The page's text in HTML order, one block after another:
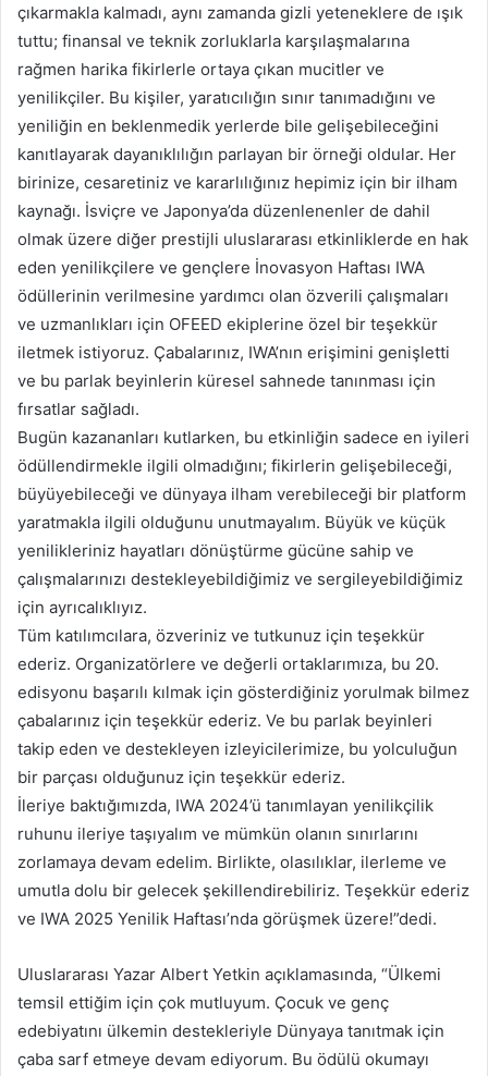
çıkarmakla kalmadı, aynı zamanda gizli yeteneklere de ışık
tuttu; finansal ve teknik zorluklarla karşılaşmalarına
rağmen harika fikirlerle ortaya çıkan mucitler ve
yenilikçiler. Bu kişiler, yaratıcılığın sınır tanımadığını ve
yeniliğin en beklenmedik yerlerde bile gelişebileceğini
kanıtlayarak dayanıklılığın parlayan bir örneği oldular. Her
birinize, cesaretiniz ve kararlılığınız hepimiz için bir ilham
kaynağı. İsviçre ve Japonya’da düzenlenenler de dahil
olmak üzere diğer prestijli uluslararası etkinliklerde en hak
eden yenilikçilere ve gençlere İnovasyon Haftası IWA
ödüllerinin verilmesine yardımcı olan özverili çalışmaları
ve uzmanlıkları için OFEED ekiplerine özel bir teşekkür
iletmek istiyoruz. Çabalarınız, IWA’nın erişimini genişletti
ve bu parlak beyinlerin küresel sahnede tanınması için
fırsatlar sağladı.
Bugün kazananları kutlarken, bu etkinliğin sadece en iyileri
ödüllendirmekle ilgili olmadığını; fikirlerin gelişebileceği,
büyüyebileceği ve dünyaya ilham verebileceği bir platform
yaratmakla ilgili olduğunu unutmayalım. Büyük ve küçük
yenilikleriniz hayatları dönüştürme gücüne sahip ve
çalışmalarınızı destekleyebildiğimiz ve sergileyebildiğimiz
için ayrıcalıklıyız.
Tüm katılımcılara, özveriniz ve tutkunuz için teşekkür
ederiz. Organizatörlere ve değerli ortaklarımıza, bu 20.
edisyonu başarılı kılmak için gösterdiğiniz yorulmak bilmez
çabalarınız için teşekkür ederiz. Ve bu parlak beyinleri
takip eden ve destekleyen izleyicilerimize, bu yolculuğun
bir parçası olduğunuz için teşekkür ederiz.
İleriye baktığımızda, IWA 2024’ü tanımlayan yenilikçilik
ruhunu ileriye taşıyalım ve mümkün olanın sınırlarını
zorlamaya devam edelim. Birlikte, olasılıklar, ilerleme ve
umutla dolu bir gelecek şekillendirebiliriz. Teşekkür ederiz
ve IWA 2025 Yenilik Haftası’nda görüşmek üzere!”dedi.
Uluslararası Yazar Albert Yetkin açıklamasında, “Ülkemi
temsil ettiğim için çok mutluyum. Çocuk ve genç
edebiyatını ülkemin destekleriyle Dünyaya tanıtmak için
çaba sarf etmeye devam ediyorum. Bu ödülü okumayı